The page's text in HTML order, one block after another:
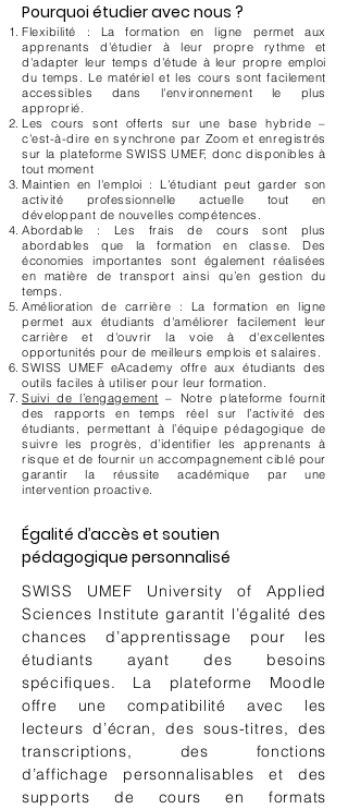
Pourquoi étudier avec nous ?
Flexibilité : La formation en ligne permet aux
apprenants d'étudier à leur propre rythme et
d'adapter leur temps d'étude à leur propre emploi
du temps. Le matériel et les cours sont facilement
accessibles dans l'environnement le plus
approprié.
Les cours sont offerts sur une base hybride –
c'est-à-dire en synchrone par Zoom et enregistrés
sur la plateforme SWISS UMEF, donc disponibles à
tout moment
Maintien en l'emploi : L'étudiant peut garder son
activité professionnelle actuelle tout en
développant de nouvelles compétences.
Abordable : Les frais de cours sont plus
abordables que la formation en classe. Des
économies importantes sont également réalisées
en matière de transport ainsi qu’en gestion du
temps.
Amélioration de carrière : La formation en ligne
permet aux étudiants d'améliorer facilement leur
carrière et d'ouvrir la voie à d'excellentes
opportunités pour de meilleurs emplois et salaires.
SWISS UMEF eAcademy offre aux étudiants des
outils faciles à utiliser pour leur formation.
Suivi de l’engagement – Notre plateforme fournit
des rapports en temps réel sur l’activité des
étudiants, permettant à l’équipe pédagogique de
suivre les progrès, d’identifier les apprenants à
risque et de fournir un accompagnement ciblé pour
garantir la réussite académique par une
intervention proactive.
Égalité d’accès et soutien
pédagogique personnalisé
SWISS UMEF University of Applied
Sciences Institute garantit l’égalité des
chances d’apprentissage pour les
étudiants ayant des besoins
spécifiques. La plateforme Moodle
offre une compatibilité avec les
lecteurs d’écran, des sous-titres, des
transcriptions, des fonctions
d’affichage personnalisables et des
supports de cours en formats